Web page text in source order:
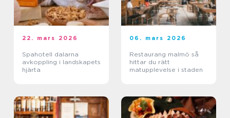
22. mars 2026
Spahotell dalarna
avkoppling i landskapets
hjärta
06. mars 2026
Restaurang malmö så
hittar du rätt
matupplevelse i staden